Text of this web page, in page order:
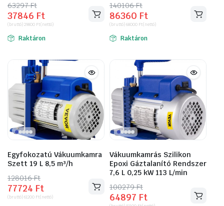
63297Ft
Original
price
was:
63297 Ft.
37846 Ft
Current
price
is:
37846 Ft.
(bruttó)29800 Ft(nettó)
Raktáron
140106Ft
Original
price
was:
140106 Ft.
86360 Ft
Current
price
is:
86360 Ft.
(bruttó)68000 Ft(nettó)
Raktáron
Egyfokozatú Vákuumkamra
Szett 19 L 8,5 m³/h
128016Ft
Original
price
was:
77724 Ft
Current
price
is:
(bruttó)61200 Ft(nettó)
Vákuumkamrás Szilikon
Epoxi Gáztalanító Rendszer
7,6 L 0,25 kW 113 L/min
100279Ft
Original
price
64897 Ft
Current
price